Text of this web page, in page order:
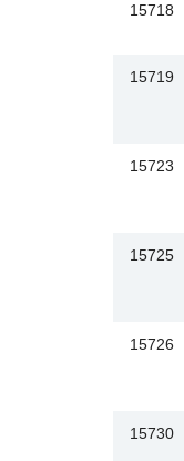
15718
15719
15723
15725
15726
15730